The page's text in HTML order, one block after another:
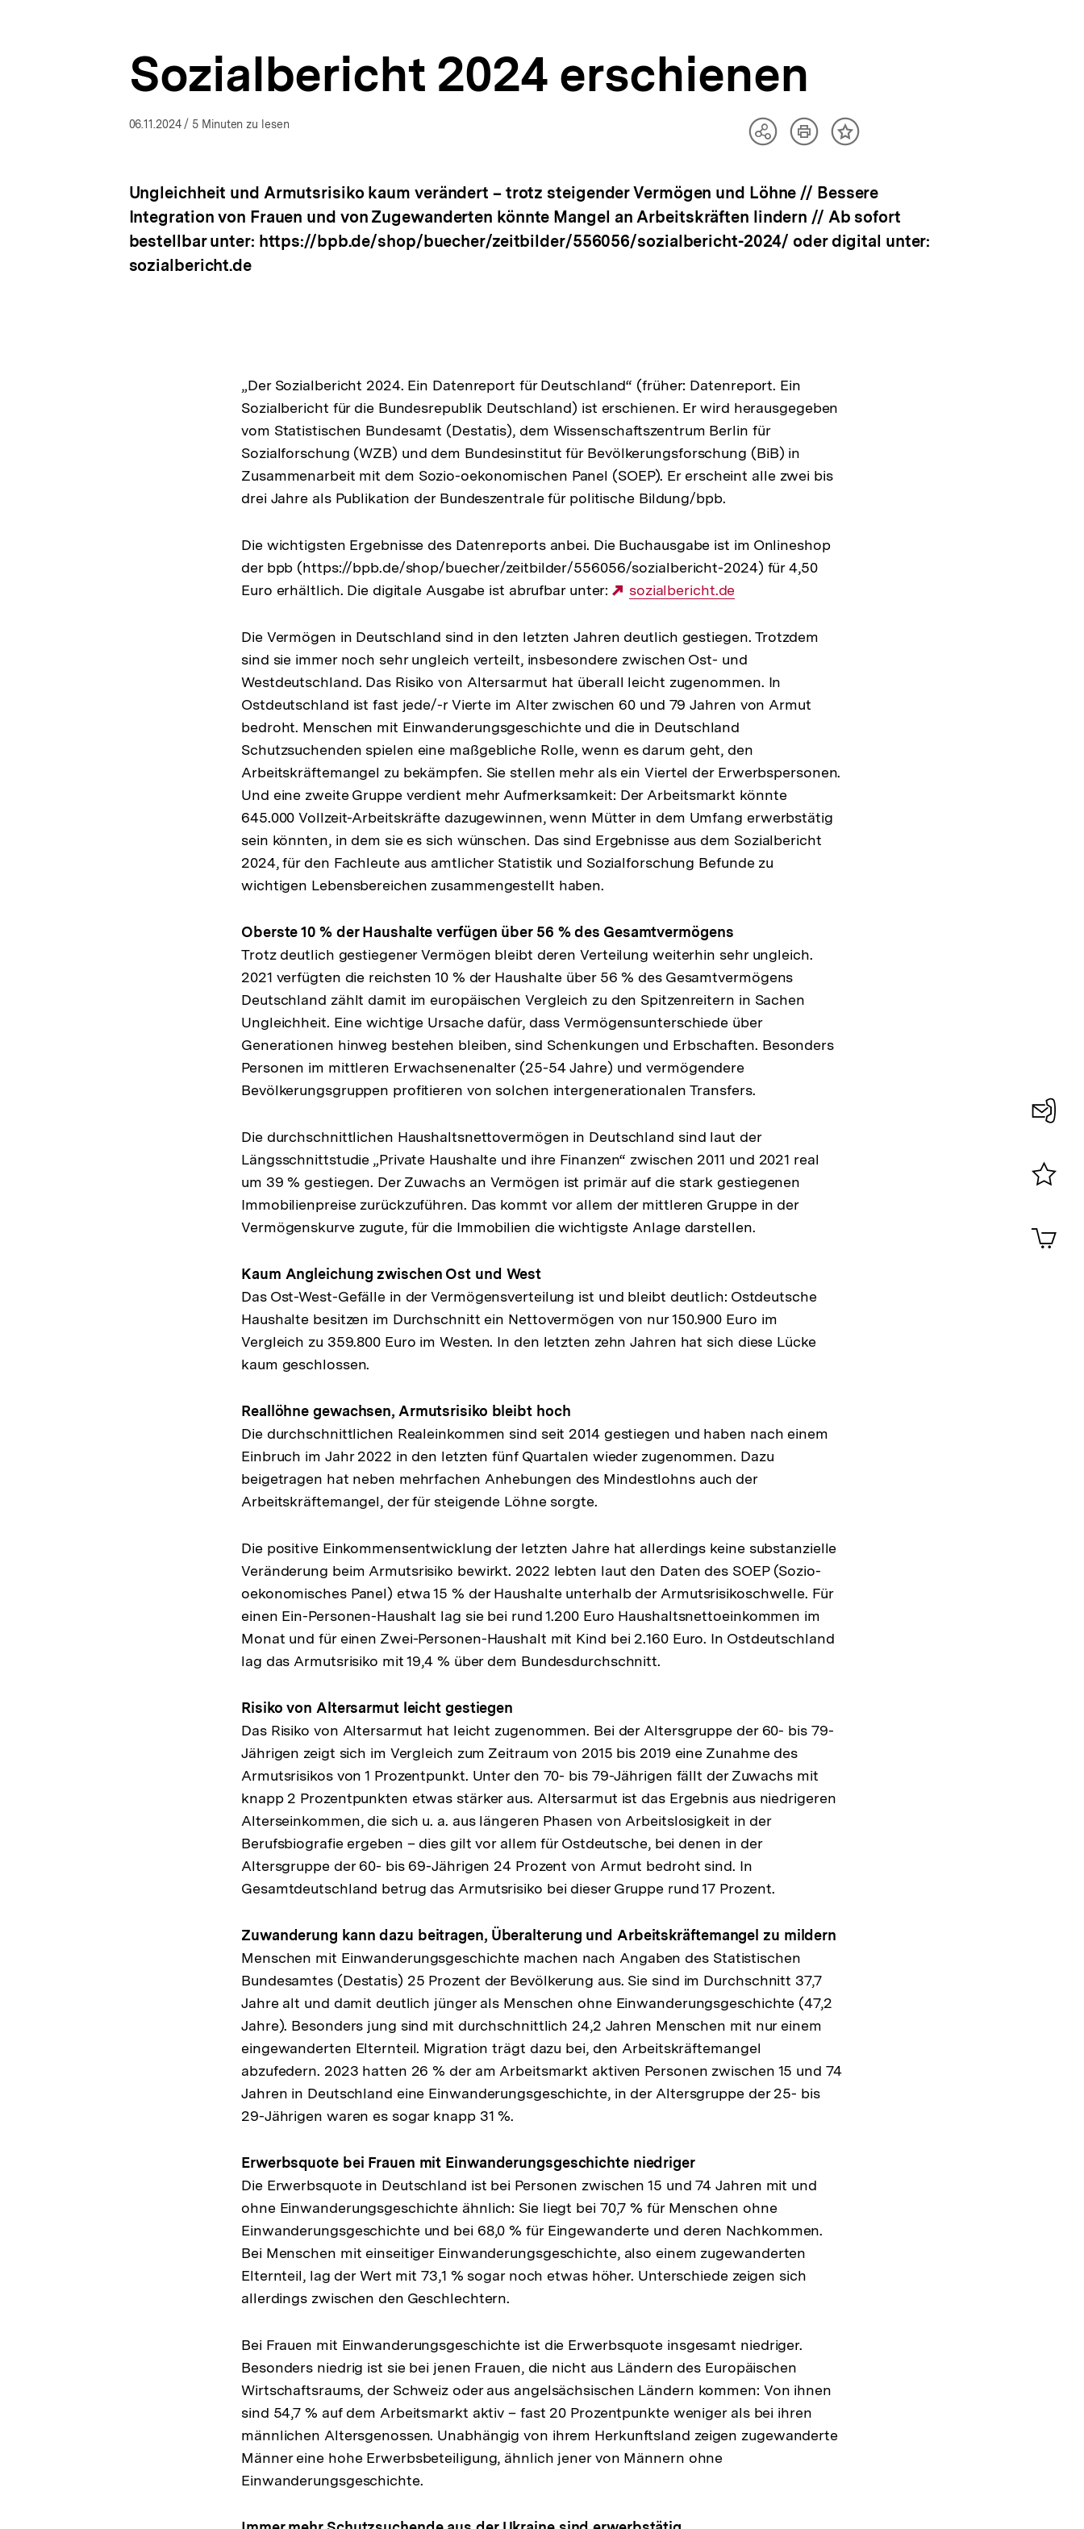
Sozialbericht 2024 erschienen
06.11.2024/ 5 Minuten zu lesen
TeilenArtikelInhalt
Ungleichheit und Armutsrisiko kaum verändert – trotz steigender Vermögen und Löhne // Bessere
Integration von Frauen und von Zugewanderten könnte Mangel an Arbeitskräften lindern // Ab sofort
bestellbar unter: https://bpb.de/shop/buecher/zeitbilder/556056/sozialbericht-2024/ oder digital unter:
sozialbericht.de
„Der Sozialbericht 2024. Ein Datenreport für Deutschland“ (früher: Datenreport. Ein
Sozialbericht für die Bundesrepublik Deutschland) ist erschienen. Er wird herausgegeben
vom Statistischen Bundesamt (Destatis), dem Wissenschaftszentrum Berlin für
Sozialforschung (WZB) und dem Bundesinstitut für Bevölkerungsforschung (BiB) in
Zusammenarbeit mit dem Sozio-oekonomischen Panel (SOEP). Er erscheint alle zwei bis
drei Jahre als Publikation der Bundeszentrale für politische Bildung/bpb.
Die wichtigsten Ergebnisse des Datenreports anbei. Die Buchausgabe ist im Onlineshop
der bpb (https://bpb.de/shop/buecher/zeitbilder/556056/sozialbericht-2024) für 4,50
Euro erhältlich. Die digitale Ausgabe ist abrufbar unter:
Externer
sozialbericht.de
Die Vermögen in Deutschland sind in den letzten Jahren deutlich gestiegen. Trotzdem
sind sie immer noch sehr ungleich verteilt, insbesondere zwischen Ost- und
Westdeutschland. Das Risiko von Altersarmut hat überall leicht zugenommen. In
Ostdeutschland ist fast jede/-r Vierte im Alter zwischen 60 und 79 Jahren von Armut
bedroht. Menschen mit Einwanderungsgeschichte und die in Deutschland
Schutzsuchenden spielen eine maßgebliche Rolle, wenn es darum geht, den
Arbeitskräftemangel zu bekämpfen. Sie stellen mehr als ein Viertel der Erwerbspersonen.
Und eine zweite Gruppe verdient mehr Aufmerksamkeit: Der Arbeitsmarkt könnte
645.000 Vollzeit-Arbeitskräfte dazugewinnen, wenn Mütter in dem Umfang erwerbstätig
sein könnten, in dem sie es sich wünschen. Das sind Ergebnisse aus dem Sozialbericht
2024, für den Fachleute aus amtlicher Statistik und Sozialforschung Befunde zu
wichtigen Lebensbereichen zusammengestellt haben.
Oberste 10 % der Haushalte verfügen über 56 % des Gesamtvermögens
Trotz deutlich gestiegener Vermögen bleibt deren Verteilung weiterhin sehr ungleich.
2021 verfügten die reichsten 10 % der Haushalte über 56 % des Gesamtvermögens
Deutschland zählt damit im europäischen Vergleich zu den Spitzenreitern in Sachen
Ungleichheit. Eine wichtige Ursache dafür, dass Vermögensunterschiede über
Generationen hinweg bestehen bleiben, sind Schenkungen und Erbschaften. Besonders
Personen im mittleren Erwachsenenalter (25-54 Jahre) und vermögendere
Bevölkerungsgruppen profitieren von solchen intergenerationalen Transfers.
Die durchschnittlichen Haushaltsnettovermögen in Deutschland sind laut der
Längsschnittstudie „Private Haushalte und ihre Finanzen“ zwischen 2011 und 2021 real
um 39 % gestiegen. Der Zuwachs an Vermögen ist primär auf die stark gestiegenen
Immobilienpreise zurückzuführen. Das kommt vor allem der mittleren Gruppe in der
Vermögenskurve zugute, für die Immobilien die wichtigste Anlage darstellen.
Kaum Angleichung zwischen Ost und West
Das Ost-West-Gefälle in der Vermögensverteilung ist und bleibt deutlich: Ostdeutsche
Haushalte besitzen im Durchschnitt ein Nettovermögen von nur 150.900 Euro im
Vergleich zu 359.800 Euro im Westen. In den letzten zehn Jahren hat sich diese Lücke
kaum geschlossen.
Reallöhne gewachsen, Armutsrisiko bleibt hoch
Die durchschnittlichen Realeinkommen sind seit 2014 gestiegen und haben nach einem
Einbruch im Jahr 2022 in den letzten fünf Quartalen wieder zugenommen. Dazu
beigetragen hat neben mehrfachen Anhebungen des Mindestlohns auch der
Arbeitskräftemangel, der für steigende Löhne sorgte.
Die positive Einkommensentwicklung der letzten Jahre hat allerdings keine substanzielle
Veränderung beim Armutsrisiko bewirkt. 2022 lebten laut den Daten des SOEP (Sozio-
oekonomisches Panel) etwa 15 % der Haushalte unterhalb der Armutsrisikoschwelle. Für
einen Ein-Personen-Haushalt lag sie bei rund 1.200 Euro Haushaltsnettoeinkommen im
Monat und für einen Zwei-Personen-Haushalt mit Kind bei 2.160 Euro. In Ostdeutschland
lag das Armutsrisiko mit 19,4 % über dem Bundesdurchschnitt.
Risiko von Altersarmut leicht gestiegen
Das Risiko von Altersarmut hat leicht zugenommen. Bei der Altersgruppe der 60- bis 79-
Jährigen zeigt sich im Vergleich zum Zeitraum von 2015 bis 2019 eine Zunahme des
Armutsrisikos von 1 Prozentpunkt. Unter den 70- bis 79-Jährigen fällt der Zuwachs mit
knapp 2 Prozentpunkten etwas stärker aus. Altersarmut ist das Ergebnis aus niedrigeren
Alterseinkommen, die sich u. a. aus längeren Phasen von Arbeitslosigkeit in der
Berufsbiografie ergeben – dies gilt vor allem für Ostdeutsche, bei denen in der
Altersgruppe der 60- bis 69-Jährigen 24 Prozent von Armut bedroht sind. In
Gesamtdeutschland betrug das Armutsrisiko bei dieser Gruppe rund 17 Prozent.
Zuwanderung kann dazu beitragen, Überalterung und Arbeitskräftemangel zu mildern
Menschen mit Einwanderungsgeschichte machen nach Angaben des Statistischen
Bundesamtes (Destatis) 25 Prozent der Bevölkerung aus. Sie sind im Durchschnitt 37,7
Jahre alt und damit deutlich jünger als Menschen ohne Einwanderungsgeschichte (47,2
Jahre). Besonders jung sind mit durchschnittlich 24,2 Jahren Menschen mit nur einem
eingewanderten Elternteil. Migration trägt dazu bei, den Arbeitskräftemangel
abzufedern. 2023 hatten 26 % der am Arbeitsmarkt aktiven Personen zwischen 15 und 74
Jahren in Deutschland eine Einwanderungsgeschichte, in der Altersgruppe der 25- bis
29-Jährigen waren es sogar knapp 31 %.
Erwerbsquote bei Frauen mit Einwanderungsgeschichte niedriger
Die Erwerbsquote in Deutschland ist bei Personen zwischen 15 und 74 Jahren mit und
ohne Einwanderungsgeschichte ähnlich: Sie liegt bei 70,7 % für Menschen ohne
Einwanderungsgeschichte und bei 68,0 % für Eingewanderte und deren Nachkommen.
Bei Menschen mit einseitiger Einwanderungsgeschichte, also einem zugewanderten
Elternteil, lag der Wert mit 73,1 % sogar noch etwas höher. Unterschiede zeigen sich
allerdings zwischen den Geschlechtern.
Bei Frauen mit Einwanderungsgeschichte ist die Erwerbsquote insgesamt niedriger.
Besonders niedrig ist sie bei jenen Frauen, die nicht aus Ländern des Europäischen
Wirtschaftsraums, der Schweiz oder aus angelsächsischen Ländern kommen: Von ihnen
sind 54,7 % auf dem Arbeitsmarkt aktiv – fast 20 Prozentpunkte weniger als bei ihren
männlichen Altersgenossen. Unabhängig von ihrem Herkunftsland zeigen zugewanderte
Männer eine hohe Erwerbsbeteiligung, ähnlich jener von Männern ohne
Einwanderungsgeschichte.